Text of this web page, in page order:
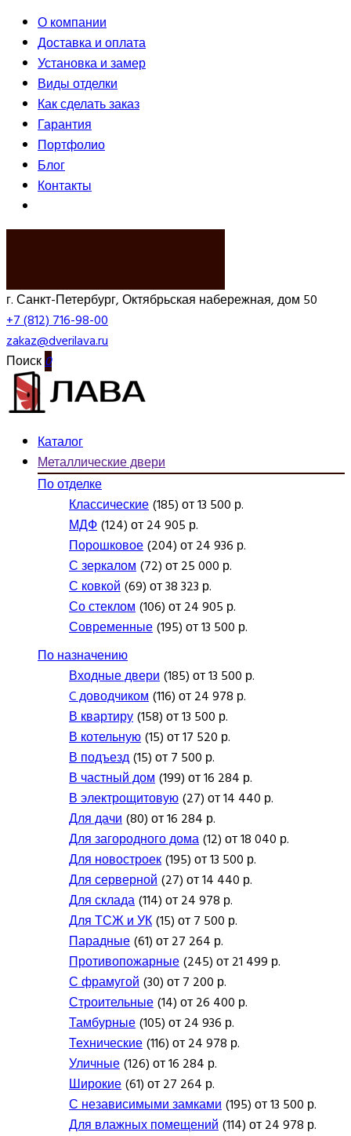
О компании
Доставка и оплата
Установка и замер
Виды отделки
Как сделать заказ
Гарантия
Портфолио
Блог
Контакты
г. Санкт-Петербург, Октябрьская набережная, дом 50
+7 (812) 716-98-00
zakaz@dverilava.ru
Поиск0
Каталог
Металлические двери
По отделке
Классические(185) от 13 500 р.
МДФ(124) от 24 905 р.
Порошковое(204) от 24 936 р.
С зеркалом(72) от 25 000 р.
С ковкой(69) от 38 323 р.
Со стеклом(106) от 24 905 р.
Современные(195) от 13 500 р.
По назначению
Входные двери(185) от 13 500 р.
C доводчиком(116) от 24 978 р.
В квартиру(158) от 13 500 р.
В котельную(15) от 17 520 р.
В подъезд(15) от 7 500 р.
В частный дом(199) от 16 284 р.
В электрощитовую(27) от 14 440 р.
Для дачи(80) от 16 284 р.
Для загородного дома(12) от 18 040 р.
Для новостроек(195) от 13 500 р.
Для серверной(27) от 14 440 р.
Для склада(114) от 24 978 р.
Для ТСЖ и УК(15) от 7 500 р.
Парадные(61) от 27 264 р.
Противопожарные(245) от 21 499 р.
С фрамугой(30) от 7 200 р.
Строительные(14) от 26 400 р.
Тамбурные(105) от 24 936 р.
Технические(116) от 24 978 р.
Уличные(126) от 16 284 р.
Широкие(61) от 27 264 р.
С независимыми замками(195) от 13 500 р.
Для влажных помещений(114) от 24 978 р.